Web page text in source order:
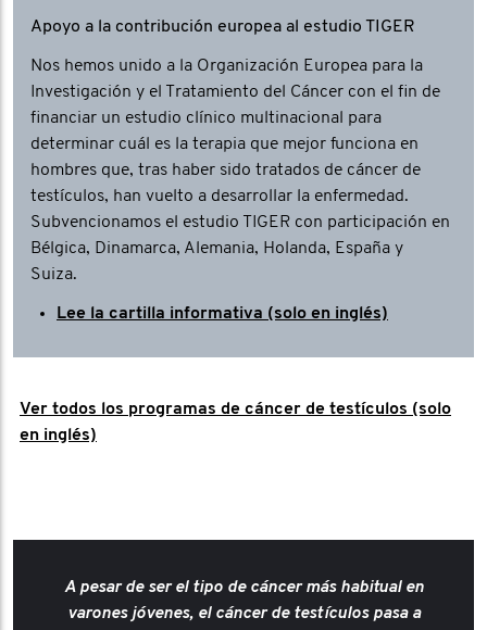
Apoyo a la contribución europea al estudio TIGER
Nos hemos unido a la Organización Europea para la
Investigación y el Tratamiento del Cáncer con el fin de
financiar un estudio clínico multinacional para
determinar cuál es la terapia que mejor funciona en
hombres que, tras haber sido tratados de cáncer de
testículos, han vuelto a desarrollar la enfermedad.
Subvencionamos el estudio TIGER con participación en
Bélgica, Dinamarca, Alemania, Holanda, España y
Suiza.
Lee la cartilla informativa (solo en inglés)
Ver todos los programas de cáncer de testículos (solo
en inglés)
A pesar de ser el tipo de cáncer más habitual en
varones jóvenes, el cáncer de testículos pasa a